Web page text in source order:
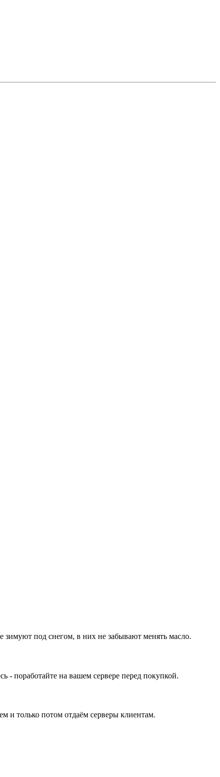
зимуют под снегом, в них не забывают менять масло.
поработайте на вашем сервере перед покупкой.
и только потом отдаём серверы клиентам.